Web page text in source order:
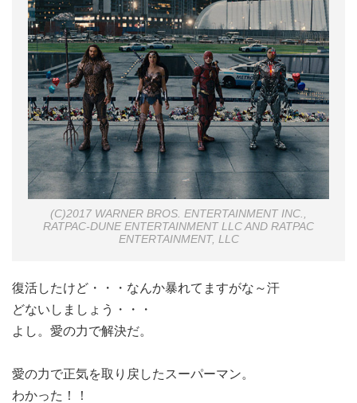
(C)2017 WARNER BROS. ENTERTAINMENT INC.,
RATPAC-DUNE ENTERTAINMENT LLC AND RATPAC
ENTERTAINMENT, LLC
復活したけど・・・なんか暴れてますがな～汗
どないしましょう・・・
よし。愛の力で解決だ。
愛の力で正気を取り戻したスーパーマン。
わかった！！